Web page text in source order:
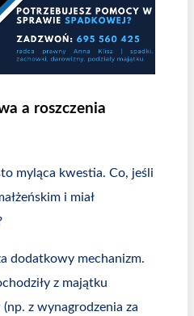
a roszczenia
myląca kwestia. Co, jeśli
i miał
dodatkowy mechanizm.
z majątku
z wynagrodzenia za